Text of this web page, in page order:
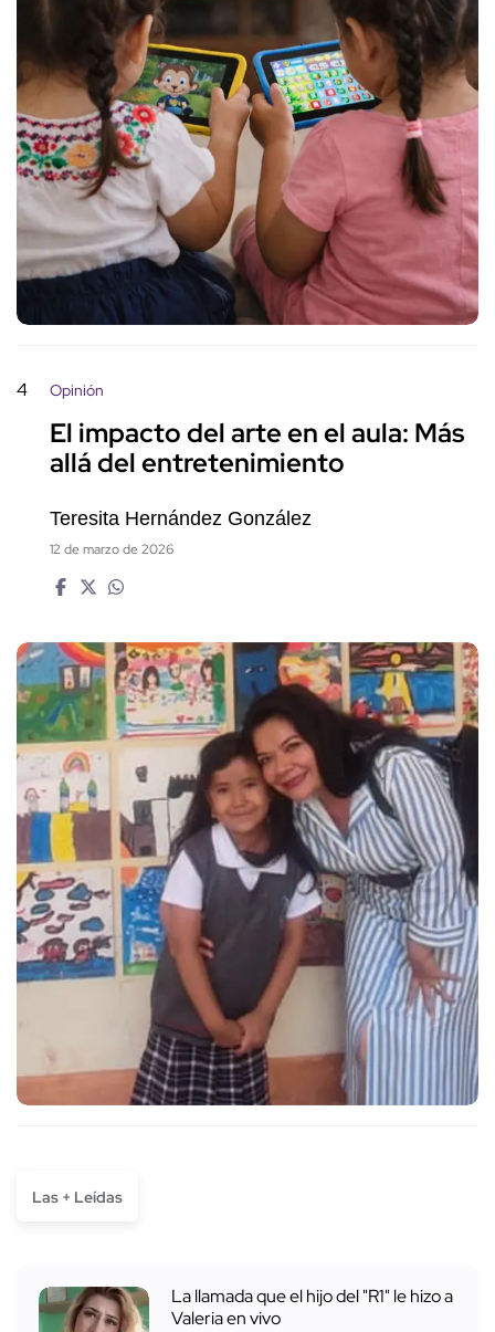
4 Opinión
El impacto del arte en el aula: Más
allá del entretenimiento
Teresita Hernández González
12 de marzo de 2026
Las + Leídas
La llamada que el hijo del "R1" le hizo a
Valeria en vivo